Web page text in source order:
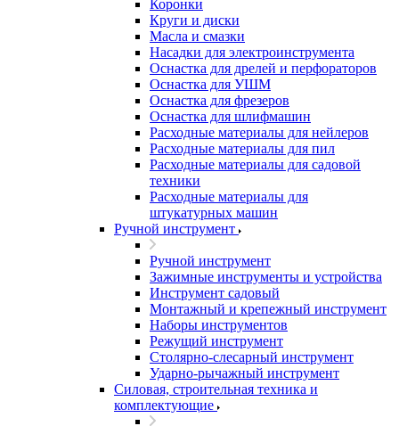
Коронки
Круги и диски
Масла и смазки
Насадки для электроинструмента
Оснастка для дрелей и перфораторов
Оснастка для УШМ
Оснастка для фрезеров
Оснастка для шлифмашин
Расходные материалы для нейлеров
Расходные материалы для пил
Расходные материалы для садовой
техники
Расходные материалы для
штукатурных машин
Ручной инструмент
Ручной инструмент
Зажимные инструменты и устройства
Инструмент садовый
Монтажный и крепежный инструмент
Наборы инструментов
Режущий инструмент
Столярно-слесарный инструмент
Ударно-рычажный инструмент
Силовая, строительная техника и
комплектующие